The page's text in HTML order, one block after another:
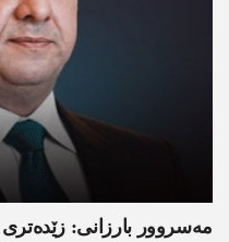
مەسروور بارزانی: